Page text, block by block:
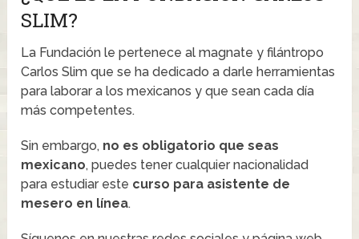
SLIM?
La Fundación le pertenece al magnate y filántropo
Carlos Slim que se ha dedicado a darle herramientas
para laborar a los mexicanos y que sean cada día
más competentes.
Sin embargo, no es obligatorio que seas
mexicano, puedes tener cualquier nacionalidad
para estudiar este curso para asistente de
mesero en línea.